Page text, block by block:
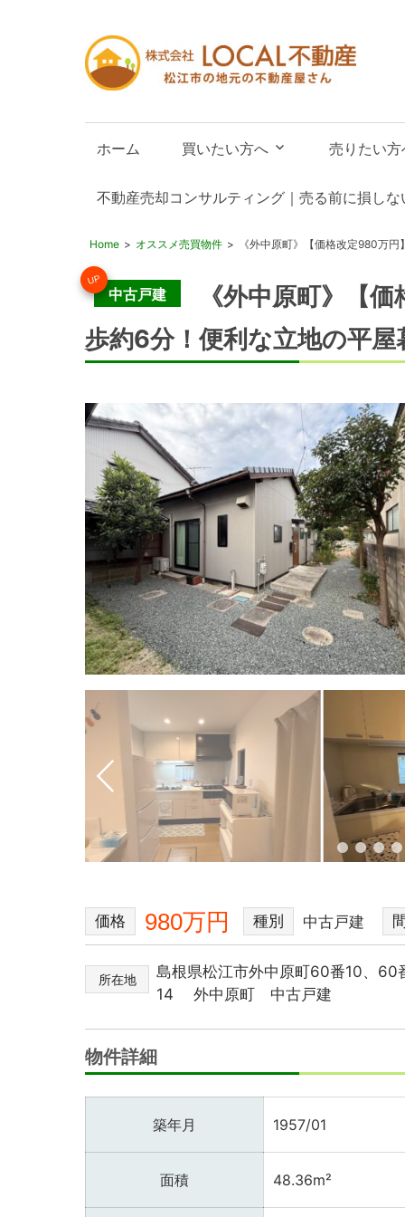
産
市
屋
ホーム 買いたい方へ 売りたい方
不動産売却コンサルティング｜売る前に損し
Home オススメ売買物件 《外中原町》【価格改定980万
中古戸建
《外中原町》【
歩約6分！便利な立地の平
UP
価格 980万円 種別 中古戸建
所在地
島根県松江市外中原町60番10、60
14 外中原町 中古戸建
物件詳細
築年月 1957/01
面積 48.36m²